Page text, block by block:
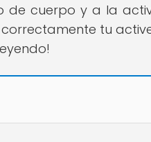
cuerpo y a la
tu